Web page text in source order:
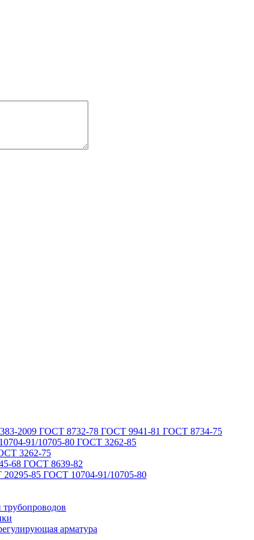
2009 ГОСТ 8732-78 ГОСТ 9941-81 ГОСТ 8734-75
91/10705-80 ГОСТ 3262-85
3262-75
68 ГОСТ 8639-82
85 ГОСТ 10704-91/10705-80
арматура